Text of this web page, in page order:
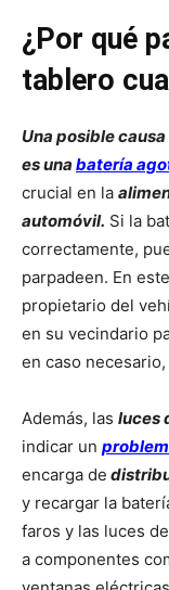
¿Por qué
tablero
Una posible
es una batería
crucial en la
automóvil. Si la
correctamente,
parpadeen. En
propietario del
en su vecindario
en caso
Además, las luces
indicar un
encarga de
y recargar la
faros y las luces
a componentes